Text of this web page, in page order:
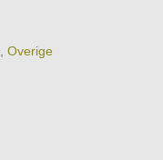
Overige